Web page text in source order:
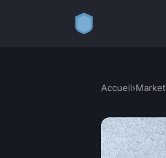
Accueil›